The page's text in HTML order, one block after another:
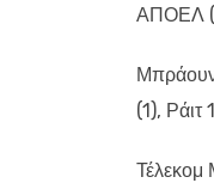
ΑΠΟΕΛ
(1), Ράιτ
Τέλεκομ